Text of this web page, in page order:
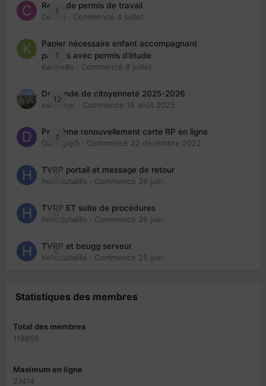
1
Refus de permis de travail
Cedbri · Commencé 4 juillet
1
Papier nécessaire enfant accompagnant
parents avec permis d’étude
KarineBo · Commencé 8 juillet
12
Demande de citoyenneté 2025-2026
nanancyr · Commencé 18 août 2025
7
Problème renouvellement carte RP en ligne
Davidgigi5 · Commencé 22 décembre 2022
0
TVRP portail et message de retour
hellodutaillis · Commencé 26 juin
0
TVRP ET suite de procédures
hellodutaillis · Commencé 26 juin
0
TVRP et beugg serveur
hellodutaillis · Commencé 25 juin
Statistiques des membres
Total des membres
118855
Maximum en ligne
27414